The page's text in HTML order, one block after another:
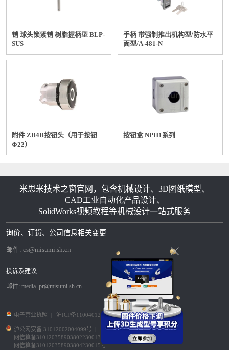
销 球头锁紧销 树脂握柄型 BLP-
SUS
手柄 带强制推出机构型/防水平
面型/A-481-N
附件 ZB4B按钮头（用于按钮
Φ22）
按钮盒 NPH1系列
米思米技术之窗官网，包含机械设计、3D图纸模型、
CAD工业自动化产品设计、
SolidWorks视频教程等机械设计一站式服务
询价、订货、公司信息相关变更
邮件: cs@misumi.sh.cn
投诉及建议
邮件: media_pr@misumi.sh.cn
电子营业执照 沪ICP备11004012号-8|
沪公网安备 31012002004099号
网信算备310120358903802230013号
网信算备310120358903804230015号